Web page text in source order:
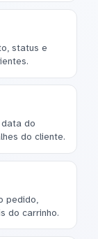
status e
do
do cliente.
pedido,
do carrinho.